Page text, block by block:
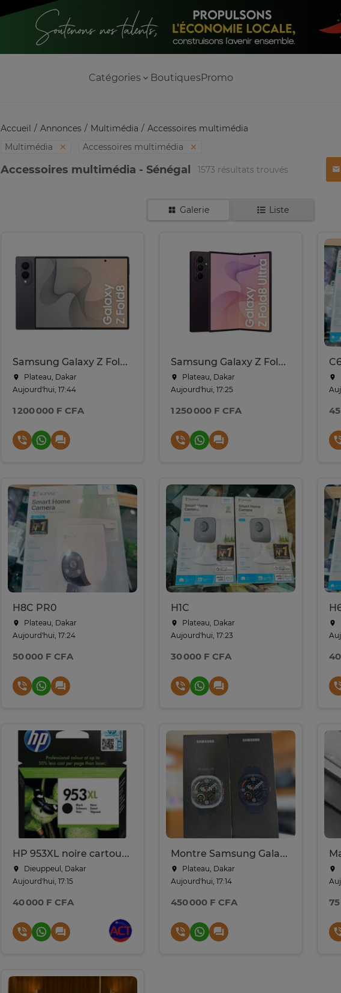
Catégories BoutiquesPromo
Accueil Annonces Multimédia
Accessoires multimédia
Multimédia
Accessoires multimédia
Accessoires multimédia - Sénégal 1573 résultats trouvés
Galerie Liste
Samsung Galaxy Z Fold 8
Plateau, Dakar
Aujourd'hui, 17:44
1 200 000 F CFA
Samsung Galaxy Z Fold 8 Ultra
Plateau, Dakar
Aujourd'hui, 17:25
1 250 000 F CFA
H8C PR0
Plateau, Dakar
Aujourd'hui, 17:24
50 000 F CFA
H1C
Plateau, Dakar
Aujourd'hui, 17:23
30 000 F CFA
HP 953XL noire cartouche d’encre grande capacité – L0S70AE
Dieuppeul, Dakar
Aujourd'hui, 17:15
40 000 F CFA
Montre Samsung Galaxy Watch Ultra 2
Plateau, Dakar
Aujourd'hui, 17:14
450 000 F CFA